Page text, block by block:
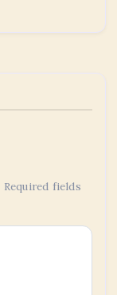
Required fields